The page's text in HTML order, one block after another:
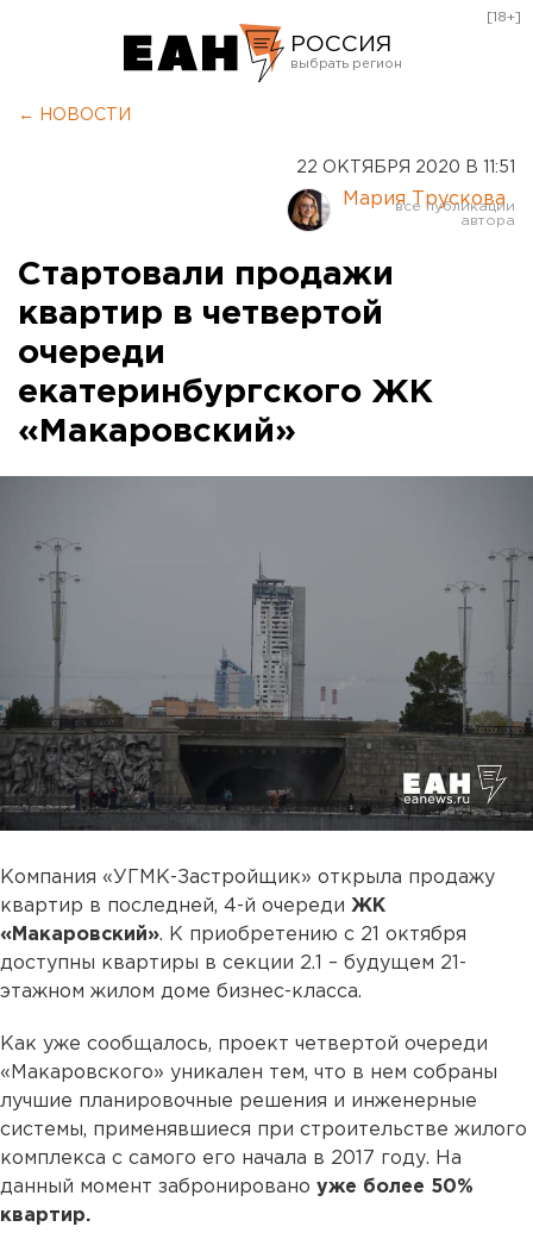
РОССИЯ
Курган
Оренбург
[18+]
← НОВОСТИ
22 ОКТЯБРЯ 2020 В 11:51
Мария Трускова
Стартовали продажи
квартир в четвертой
очереди
екатеринбургского ЖК
«Макаровский»
Компания «УГМК-Застройщик» открыла продажу
квартир в последней, 4-й очереди ЖК
«Макаровский». К приобретению с 21 октября
доступны квартиры в секции 2.1 – будущем 21-
этажном жилом доме бизнес-класса.
Как уже сообщалось, проект четвертой очереди
«Макаровского» уникален тем, что в нем собраны
лучшие планировочные решения и инженерные
системы, применявшиеся при строительстве жилого
комплекса с самого его начала в 2017 году. На
данный момент забронировано уже более 50%
квартир.